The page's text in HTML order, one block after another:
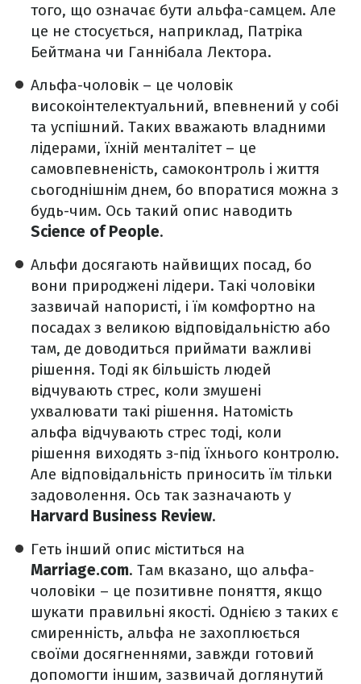
того, що означає бути альфа-самцем. Але
це не стосується, наприклад, Патріка
Бейтмана чи Ганнібала Лектора.
Альфа-чоловік – це чоловік
високоінтелектуальний, впевнений у собі
та успішний. Таких вважають владними
лідерами, їхній менталітет – це
самовпевненість, самоконтроль і життя
сьогоднішнім днем, бо впоратися можна з
будь-чим. Ось такий опис наводить
Science of People.
Альфи досягають найвищих посад, бо
вони природжені лідери. Такі чоловіки
зазвичай напористі, і їм комфортно на
посадах з великою відповідальністю або
там, де доводиться приймати важливі
рішення. Тоді як більшість людей
відчувають стрес, коли змушені
ухвалювати такі рішення. Натомість
альфа відчувають стрес тоді, коли
рішення виходять з-під їхнього контролю.
Але відповідальність приносить їм тільки
задоволення. Ось так зазначають у
Harvard Business Review.
Геть інший опис міститься на
Marriage.com. Там вказано, що альфа-
чоловіки – це позитивне поняття, якщо
шукати правильні якості. Однією з таких є
смиренність, альфа не захоплюється
своїми досягненнями, завжди готовий
допомогти іншим, зазвичай доглянутий